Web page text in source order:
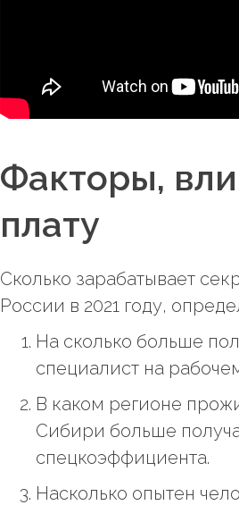
Факторы,
плату
Сколько зарабатывает
России в 2021 году,
На сколько больше
специалист на
В каком регионе
Сибири больше
спецкоэффициента.
Насколько опытен